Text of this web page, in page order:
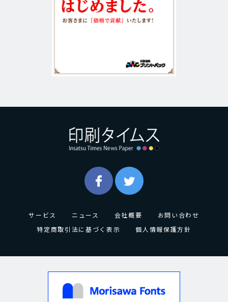
サービス ニュース 会社概要
お問い合わせ
特定商取引法に基づく表示
個人情報保護方針